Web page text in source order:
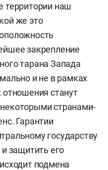
территории наш
же это
закрепление
тарана Запада
и не в рамках
станут
странами-
Гарантии
государству
защитить его
подмена